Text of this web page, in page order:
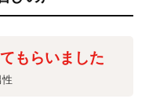
もらいました